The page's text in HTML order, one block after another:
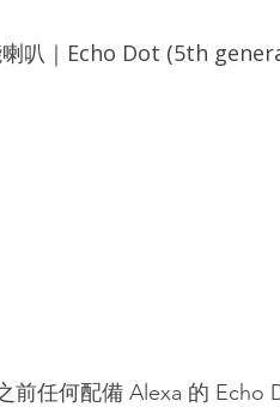
叭｜Echo Dot (5th
前任何配備 Alexa 的 Echo